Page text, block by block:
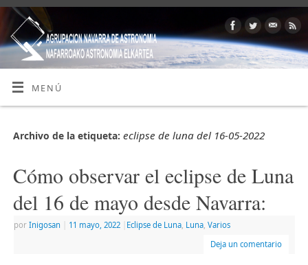
MENÚ
Archivo de la etiqueta: eclipse de luna del 16-05-2022
Cómo observar el eclipse de Luna
del 16 de mayo desde Navarra:
por Inigosan 11 mayo, 2022 Eclipse de Luna, Luna, Varios
Deja un comentario